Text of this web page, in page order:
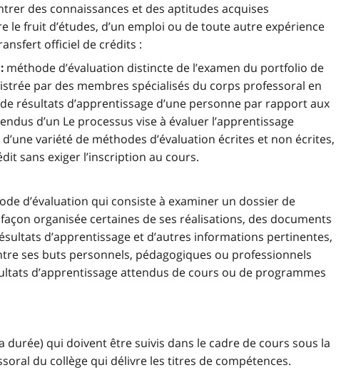
des connaissances et des aptitudes acquises
le fruit d’études, d’un emploi ou de toute autre expérience
officiel de crédits :
méthode d’évaluation distincte de l’examen du portfolio de
par des membres spécialisés du corps professoral en
résultats d’apprentissage d’une personne par rapport aux
d’un Le processus vise à évaluer l’apprentissage
variété de méthodes d’évaluation écrites et non écrites,
sans exiger l’inscription au cours.
d’évaluation qui consiste à examiner un dossier de
organisée certaines de ses réalisations, des documents
d’apprentissage et d’autres informations pertinentes,
ses buts personnels, pédagogiques ou professionnels
d’apprentissage attendus de cours ou de programmes
durée) qui doivent être suivis dans le cadre de cours sous la
du collège qui délivre les titres de compétences.